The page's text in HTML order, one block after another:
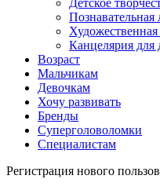
Детское
Познавательная
Художественная
Канцелярия для
Возраст
Мальчикам
Девочкам
Хочу развивать
Бренды
Суперголоволомки
Специалистам
Регистрация нового